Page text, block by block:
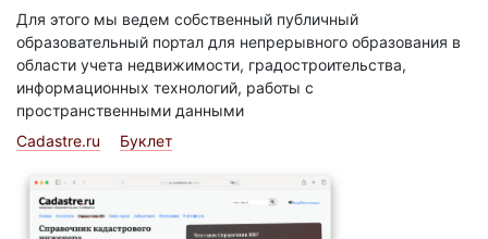
Для этого мы ведем собственный публичный
образовательный портал для непрерывного образования в
области учета недвижимости, градостроительства,
информационных технологий, работы с
пространственными данными
Cadastre.ru
Буклет